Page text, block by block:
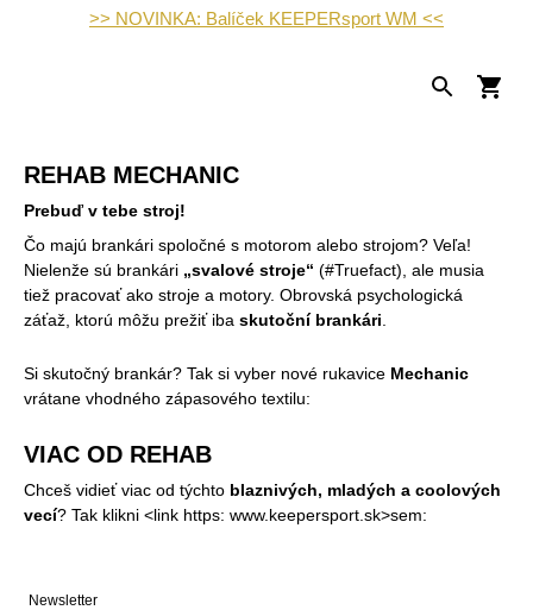
>> NOVINKA: Balíček KEEPERsport WM <<
REHAB MECHANIC
Prebuď v tebe stroj!
Čo majú brankári spoločné s motorom alebo strojom? Veľa!
Nielenže sú brankári „svalové stroje“ (#Truefact), ale musia
tiež pracovať ako stroje a motory. Obrovská psychologická
záťaž, ktorú môžu prežiť iba skutoční brankári
Si skutočný brankár? Tak si vyber nové rukavice Mechanic
vrátane vhodného zápasového textilu:
VIAC OD REHAB
Chceš vidieť viac od týchto blaznivých, mladých a coolových
vecí? Tak klikni <link https: www.keepersport.sk>sem:
Newsletter